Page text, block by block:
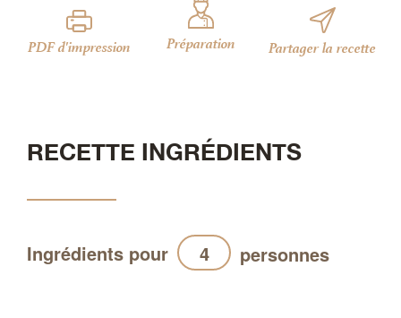
PDF d'impression Préparation Partager la recette
RECETTE INGRÉDIENTS
Ingrédients pour personnes